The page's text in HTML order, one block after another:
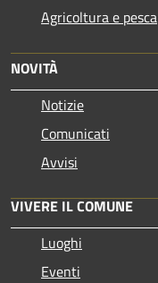
Agricoltura e pesca
NOVITÀ
Notizie
Comunicati
Avvisi
VIVERE IL COMUNE
Luoghi
Eventi